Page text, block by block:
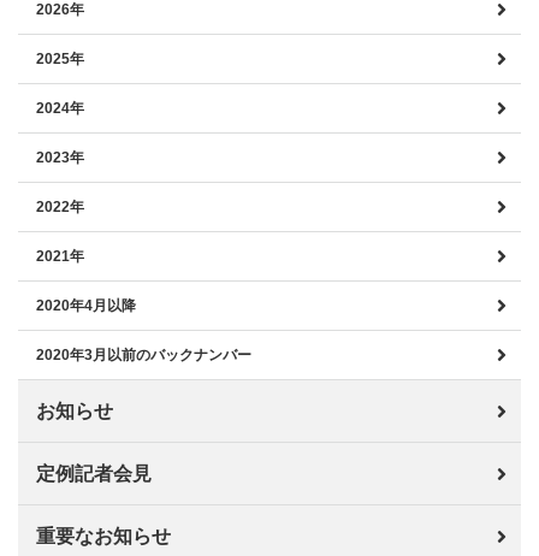
2026年
2025年
2024年
2023年
2022年
2021年
2020年4月以降
2020年3月以前のバックナンバー
お知らせ
定例記者会見
重要なお知らせ